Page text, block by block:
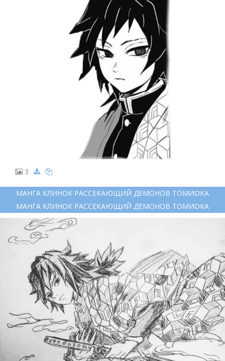
3
МАНГА КЛИНОК РАССЕКАЮЩИЙ ДЕМОНОВ ТОМИОКА
МАНГА КЛИНОК РАССЕКАЮЩИЙ ДЕМОНОВ ТОМИОКА